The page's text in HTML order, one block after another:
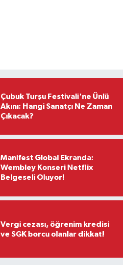
Çubuk Turşu Festivali'ne Ünlü
Akını: Hangi Sanatçı Ne Zaman
Çıkacak?
Manifest Global Ekranda:
Wembley Konseri Netflix
Belgeseli Oluyor!
Vergi cezası, öğrenim kredisi
ve SGK borcu olanlar dikkat!